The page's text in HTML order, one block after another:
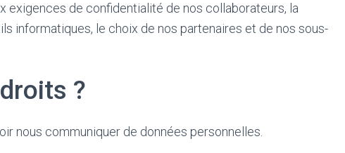
exigences de confidentialité de nos collaborateurs, la
informatiques, le choix de nos partenaires et de nos sous-
?
nous communiquer de données personnelles.